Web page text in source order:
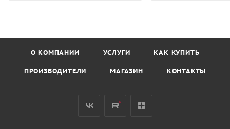
О КОМПАНИИ УСЛУГИ КАК КУПИТЬ
ПРОИЗВОДИТЕЛИ МАГАЗИН КОНТАКТЫ